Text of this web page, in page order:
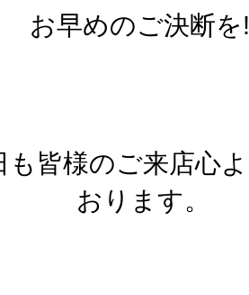
お早めのご決断を
も皆様のご来店心
おります。